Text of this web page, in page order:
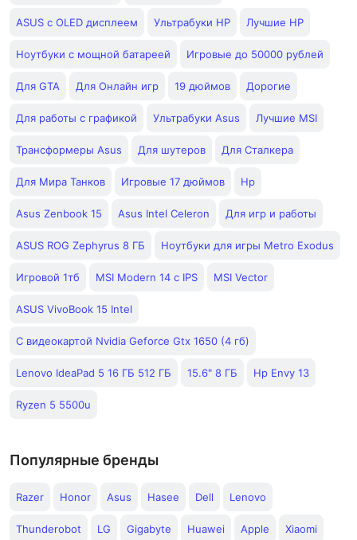
ASUS с OLED дисплеем Ультрабуки HP Лучшие HP
Ноутбуки с мощной батареей Игровые до 50000 рублей
Для GTA Для Онлайн игр 19 дюймов Дорогие
Для работы с графикой Ультрабуки Asus Лучшие MSI
Трансформеры Asus Для шутеров Для Сталкера
Для Мира Танков Игровые 17 дюймов Hp
Asus Zenbook 15 Asus Intel Celeron Для игр и работы
ASUS ROG Zephyrus 8 ГБ Ноутбуки для игры Metro Exodus
Игровой 1тб MSI Modern 14 с IPS MSI Vector
ASUS VivoBook 15 Intel
С видеокартой Nvidia Geforce Gtx 1650 (4 гб)
Lenovo IdeaPad 5 16 ГБ 512 ГБ 15.6" 8 ГБ Hp Envy 13
Ryzen 5 5500u
Популярные бренды
Razer Honor Asus Hasee Dell Lenovo
Thunderobot LG Gigabyte Huawei Apple Xiaomi